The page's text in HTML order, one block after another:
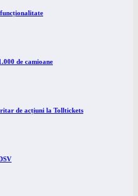
de camioane
de acțiuni la Tolltickets